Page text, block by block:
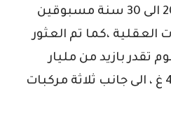
التي تتكون من اربعة أشخاص. تترواح اعمارهم بين 20 الى 30 سنة مسبوقين
العقلية ،كما تم العثور
تقدر بازيد من مليار
سنتيم ،في حين تم حجز كمية من الكوكايين تقدر 460 غ ، الى جانب ثلاثة مركبات